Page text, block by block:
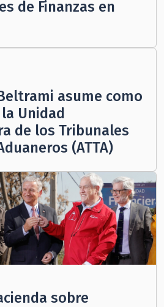
de Finanzas en
asume como
Unidad
de los Tribunales
(ATTA)
sobre